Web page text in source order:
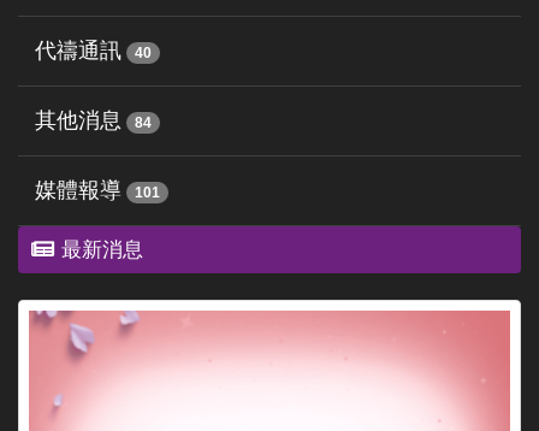
代禱通訊 40
其他消息 84
媒體報導 101
最新消息